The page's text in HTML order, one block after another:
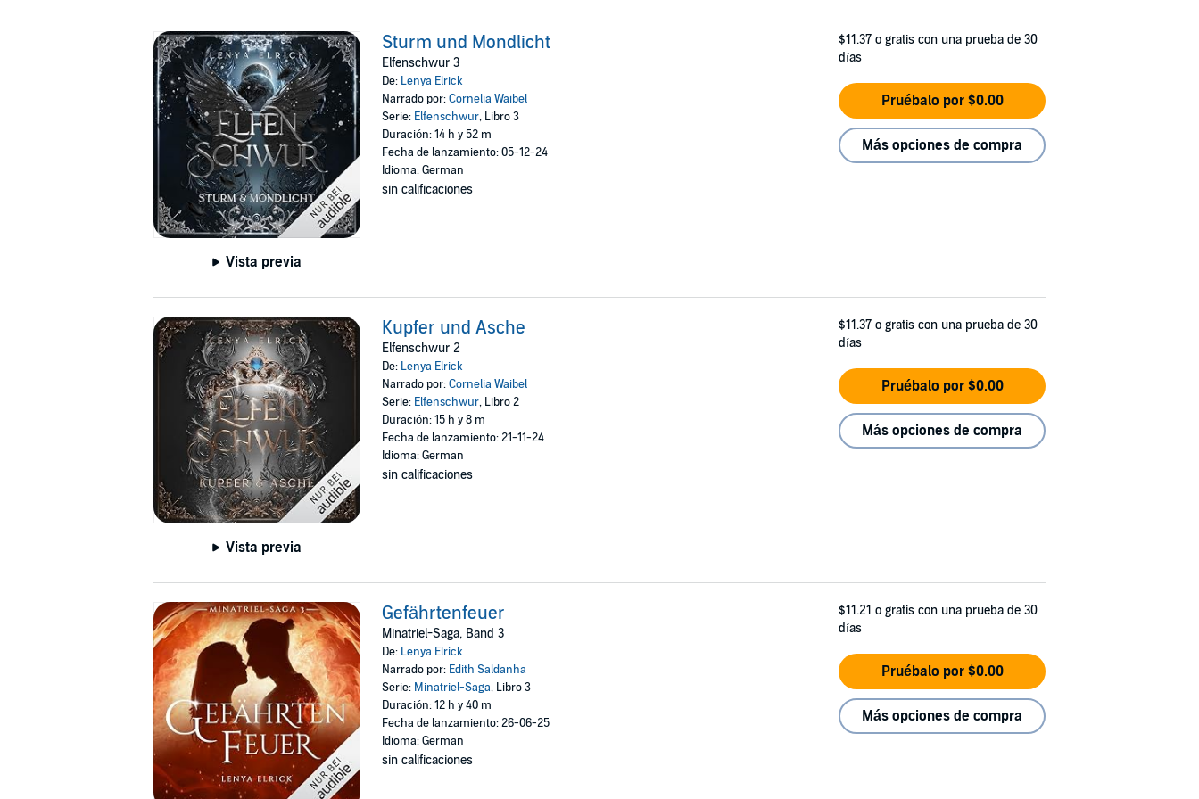
Vista previa
Sturm und Mondlicht
Elfenschwur 3
De: Lenya Elrick
Narrado por:Cornelia Waibel
Serie: Elfenschwur, Libro 3
Duración: 14 h y 52 m
Fecha de lanzamiento: 05-12-24
Idioma: German
sin calificaciones
$11.37 o gratis con una prueba de 30
días
Pruébalo por $0.00
Más opciones de compra
Vista previa
Kupfer und Asche
Elfenschwur 2
De: Lenya Elrick
Narrado por:Cornelia Waibel
Serie: Elfenschwur, Libro 2
Duración: 15 h y 8 m
Fecha de lanzamiento: 21-11-24
Idioma: German
sin calificaciones
$11.37 o gratis con una prueba de 30
días
Pruébalo por $0.00
Más opciones de compra
Gefährtenfeuer
Minatriel-Saga, Band 3
De: Lenya Elrick
Narrado por: Edith Saldanha
Serie: Minatriel-Saga, Libro 3
Duración: 12 h y 40 m
Fecha de lanzamiento: 26-06-25
Idioma: German
sin calificaciones
$11.21 o gratis con una prueba de 30
días
Pruébalo por $0.00
Más opciones de compra